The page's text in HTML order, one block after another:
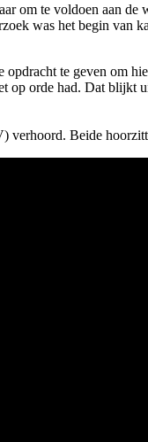
om te voldoen aan de
was het begin van
te geven om
op orde had. Dat blijkt
Beide